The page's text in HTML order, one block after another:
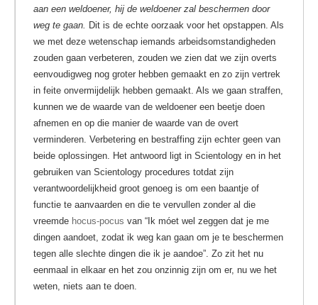
aan een weldoener, hij de weldoener zal beschermen door
weg te gaan. Dit is de echte oorzaak voor het opstappen. Als
we met deze wetenschap iemands arbeidsomstandigheden
zouden gaan verbeteren, zouden we zien dat we zijn overts
eenvoudigweg nog groter hebben gemaakt en zo zijn vertrek
in feite onvermijdelijk hebben gemaakt. Als we gaan straffen,
kunnen we de waarde van de weldoener een beetje doen
afnemen en op die manier de waarde van de overt
verminderen. Verbetering en bestraffing zijn echter geen van
beide oplossingen. Het antwoord ligt in Scientology en in het
gebruiken van Scientology procedures totdat zijn
verantwoordelijkheid groot genoeg is om een baantje of
functie te aanvaarden en die te vervullen zonder al die
vreemde hocus-pocus van “Ik móet wel zeggen dat je me
dingen aandoet, zodat ik weg kan gaan om je te beschermen
tegen alle slechte dingen die ik je aandoe”. Zo zit het nu
eenmaal in elkaar en het zou onzinnig zijn om er, nu we het
weten, niets aan te doen.